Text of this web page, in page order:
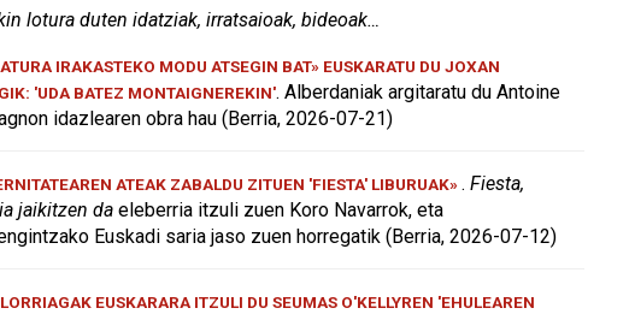
lotura duten idatziak, irratsaioak, bideoak…
IRAKASTEKO MODU ATSEGIN BAT» EUSKARATU DU JOXAN
'UDA BATEZ MONTAIGNEREKIN'. Alberdaniak argitaratu du Antoine
idazlearen obra hau (Berria, 2026-07-21)
ATEAK ZABALDU ZITUEN 'FIESTA' LIBURUAK» . Fiesta,
jaikitzen da eleberria itzuli zuen Koro Navarrok, eta
Euskadi saria jaso zuen horregatik (Berria, 2026-07-12)
EUSKARARA ITZULI DU SEUMAS O'KELLYREN 'EHULEAREN